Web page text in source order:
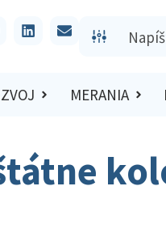
MERANIA